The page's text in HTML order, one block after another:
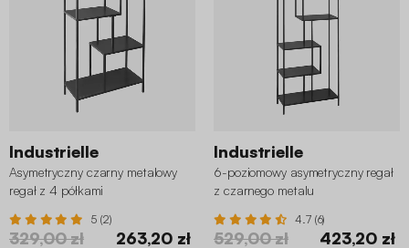
Industrielle
Asymetryczny czarny metalowy
regał z 4 półkami
5 (2)
329,00 zł 263,20 zł
Industrielle
6-poziomowy asymetryczny regał
z czarnego metalu
4.7 (6)
529,00 zł 423,20 zł